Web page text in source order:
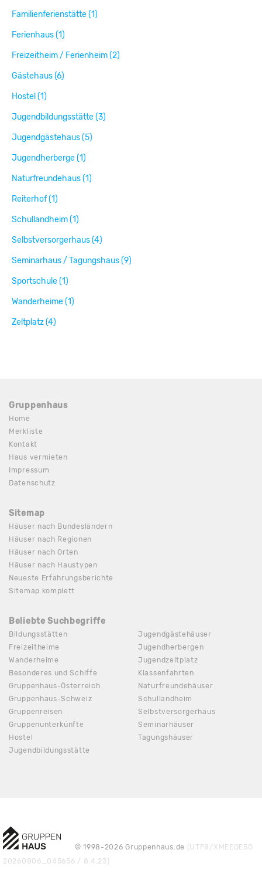
Familienferienstätte (1)
Ferienhaus (1)
Freizeitheim / Ferienheim (2)
Gästehaus (6)
Hostel (1)
Jugendbildungsstätte (3)
Jugendgästehaus (5)
Jugendherberge (1)
Naturfreundehaus (1)
Reiterhof (1)
Schullandheim (1)
Selbstversorgerhaus (4)
Seminarhaus / Tagungshaus (9)
Sportschule (1)
Wanderheime (1)
Zeltplatz (4)
Gruppenhaus
Home
Merkliste
Kontakt
Haus vermieten
Impressum
Datenschutz
Sitemap
Häuser nach Bundesländern
Häuser nach Regionen
Häuser nach Orten
Häuser nach Haustypen
Neueste Erfahrungsberichte
Sitemap komplett
Beliebte Suchbegriffe
Bildungsstätten
Freizeitheime
Wanderheime
Besonderes und Schiffe
Gruppenhaus-Österreich
Gruppenhaus-Schweiz
Gruppenreisen
Gruppenunterkünfte
Hostel
Jugendbildungsstätte
Jugendgästehäuser
Jugendherbergen
Jugendzeltplatz
Klassenfahrten
Naturfreundehäuser
Schullandheim
Selbstversorgerhaus
Seminarhäuser
Tagungshäuser
© 1998-2026 Gruppenhaus.de (UTF8/XMEEQE5G
20260806_045656 / 8.4.23)